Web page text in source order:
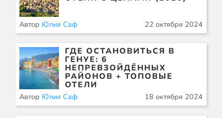
Автор Юлия Саф 22 октября 2024
ГДЕ ОСТАНОВИТЬСЯ В
ГЕНУЕ: 6
НЕПРЕВЗОЙДЁННЫХ
РАЙОНОВ + ТОПОВЫЕ
ОТЕЛИ
Автор Юлия Саф 18 октября 2024